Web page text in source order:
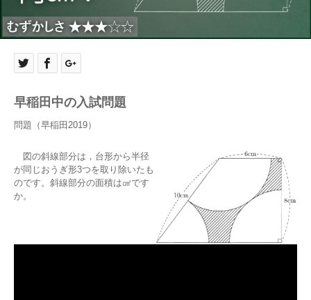
早稲田中の入試問題
問題（早稲田2019）
図の斜線部分は，台形から半径
が同じおうぎ形3つを取り除いたも
のです。斜線部分の面積は㎠です
か。